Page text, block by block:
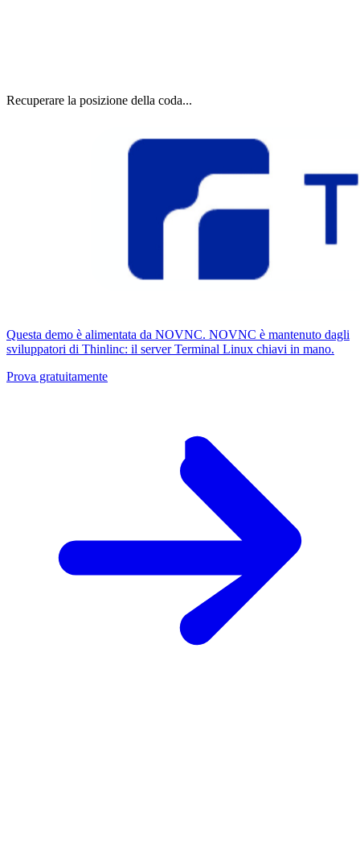
Recuperare la posizione della coda...
Questa demo è alimentata da NOVNC. NOVNC è mantenuto dagli
sviluppatori di Thinlinc: il server Terminal Linux chiavi in ​​mano.
Prova gratuitamente